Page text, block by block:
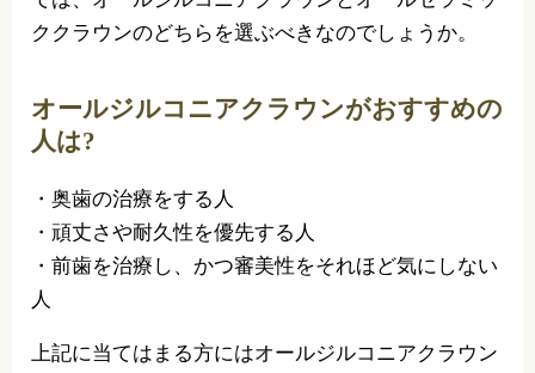
ククラウンのどちらを選ぶべきなのでしょうか。
オールジルコニアクラウンがおすすめの
人は?
・奥歯の治療をする人
・頑丈さや耐久性を優先する人
・前歯を治療し、かつ審美性をそれほど気にしない
人
上記に当てはまる方にはオールジルコニアクラウン